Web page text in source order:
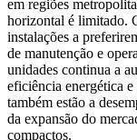
em regiões
horizontal é limitado.
instalações a
de manutenção e
unidades continua a
eficiência energética
também estão a
da expansão do
compactos.